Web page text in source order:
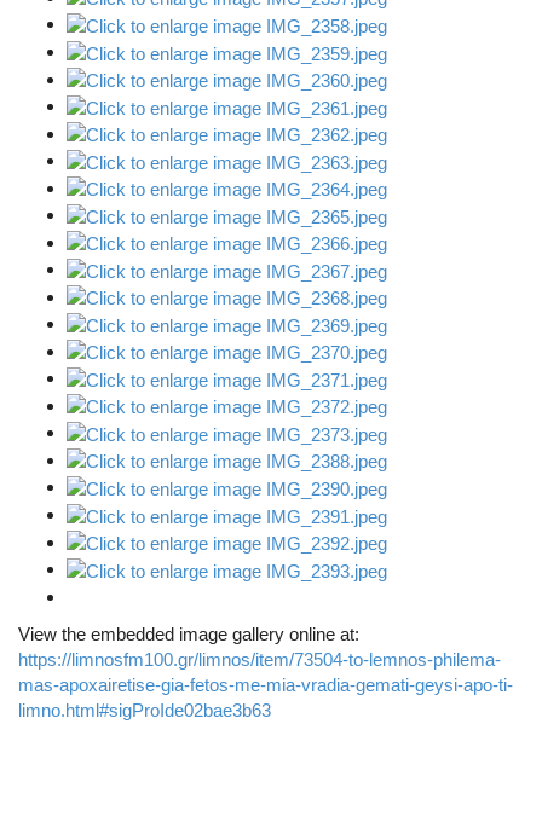
View the embedded image gallery online at:
https://limnosfm100.gr/limnos/item/73504-to-lemnos-philema-
mas-apoxairetise-gia-fetos-me-mia-vradia-gemati-geysi-apo-ti-
limno.html#sigProIde02bae3b63